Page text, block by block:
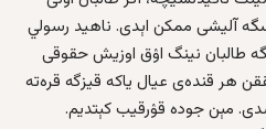
آلیشی ممکن اېدی. نا‌هید رسولي
طالبان نینگ اۉق اوزیش حقوقی
هر قنده‌ی عیال یاکه قیزگه قره‌ته‌‌
مېن جوده‌ قۉرقیب کېتدیم.